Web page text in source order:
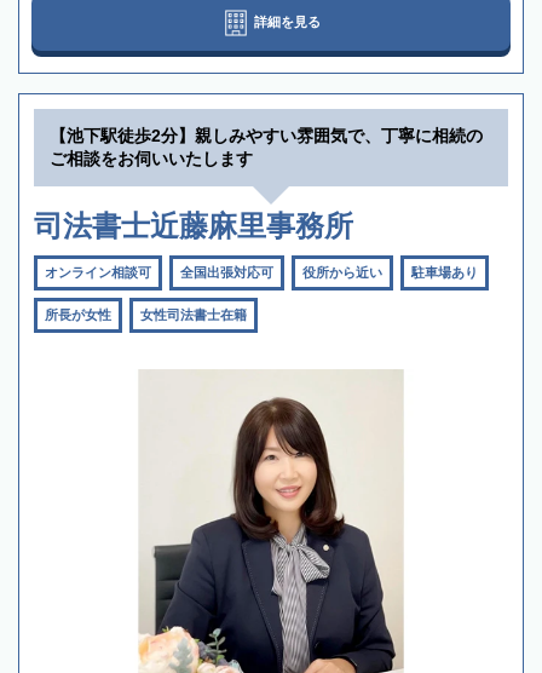
詳細を見る
【池下駅徒歩2分】親しみやすい雰囲気で、丁寧に相続の
ご相談をお伺いいたします
司法書士近藤麻里事務所
オンライン相談可 全国出張対応可 役所から近い 駐車場あり
所長が女性 女性司法書士在籍